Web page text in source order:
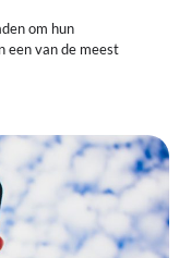
om hun
een van de meest